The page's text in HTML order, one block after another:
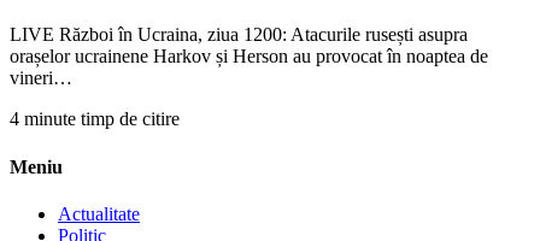
LIVE Război în Ucraina, ziua 1200: Atacurile rusești asupra
orașelor ucrainene Harkov și Herson au provocat în noaptea de
vineri…
4 minute timp de citire
Meniu
Actualitate
Politic